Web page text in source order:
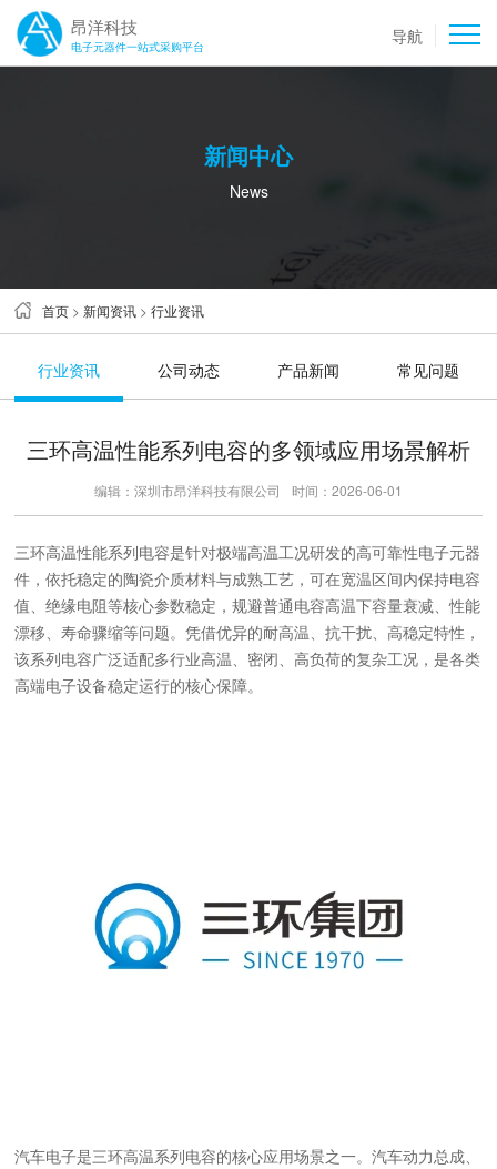
昂洋科技
电子元器件一站式采购平台 导航
新闻中心
News
首页 >新闻资讯 >行业资讯
行业资讯 公司动态 产品新闻 常见问题
三环高温性能系列电容的多领域应用场景解析
编辑：深圳市昂洋科技有限公司 时间：2026-06-01
三环高温性能系列电容是针对极端高温工况研发的高可靠性电子元器
件，依托稳定的陶瓷介质材料与成熟工艺，可在宽温区间内保持电容
值、绝缘电阻等核心参数稳定，规避普通电容高温下容量衰减、性能
漂移、寿命骤缩等问题。凭借优异的耐高温、抗干扰、高稳定特性，
该系列电容广泛适配多行业高温、密闭、高负荷的复杂工况，是各类
高端电子设备稳定运行的核心保障。
汽车电子是三环高温系列电容的核心应用场景之一。汽车动力总成、